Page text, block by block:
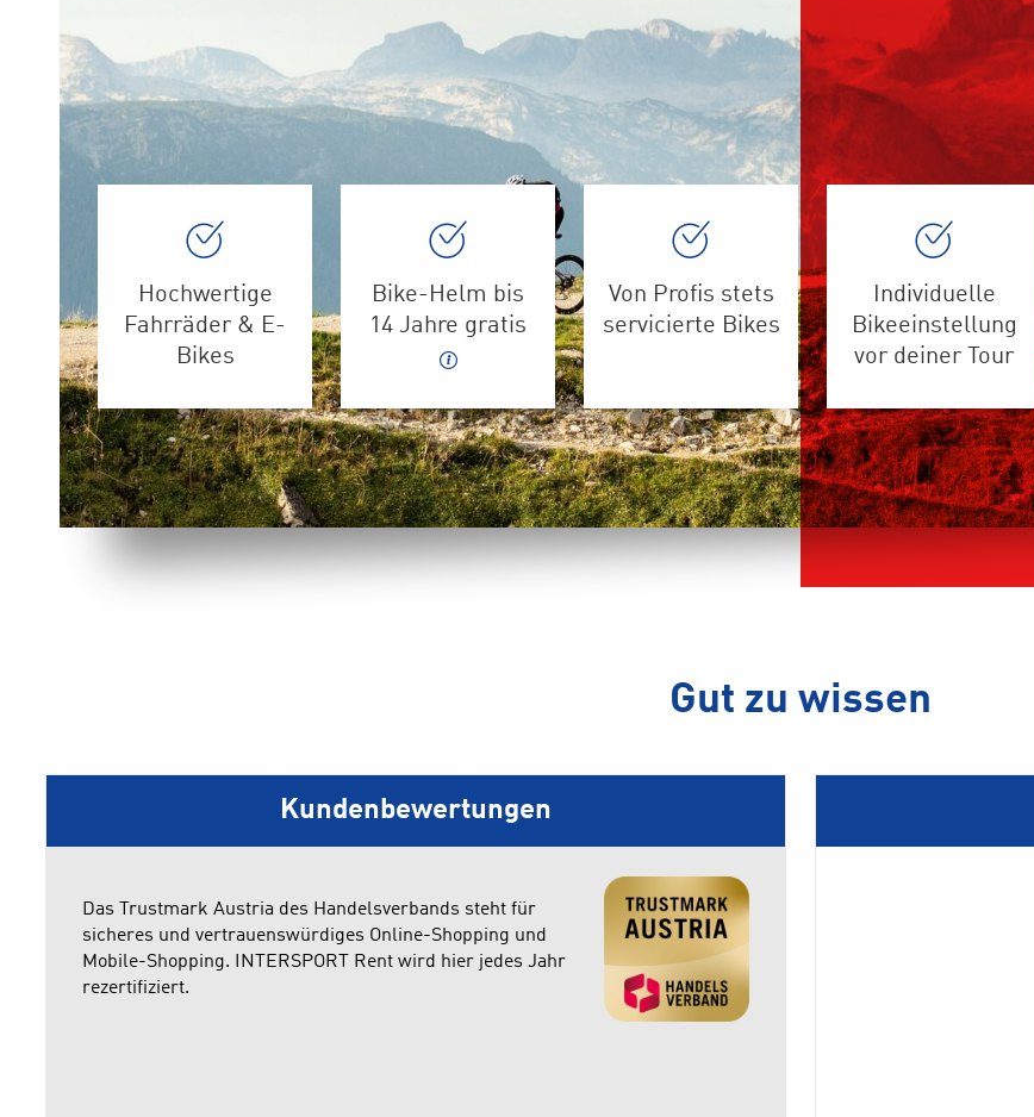
Hochwertige
Fahrräder & E-
Bikes
Bike-Helm bis
14 Jahre gratis
Von Profis stets
servicierte Bikes
Individuelle
Bikeeinstellung
vor deiner Tour
Gut zu wissen
Kundenbewertungen
Das Trustmark Austria des Handelsverbands steht für
sicheres und vertrauenswürdiges Online-Shopping und
Mobile-Shopping. INTERSPORT Rent wird hier jedes Jahr
rezertifiziert.